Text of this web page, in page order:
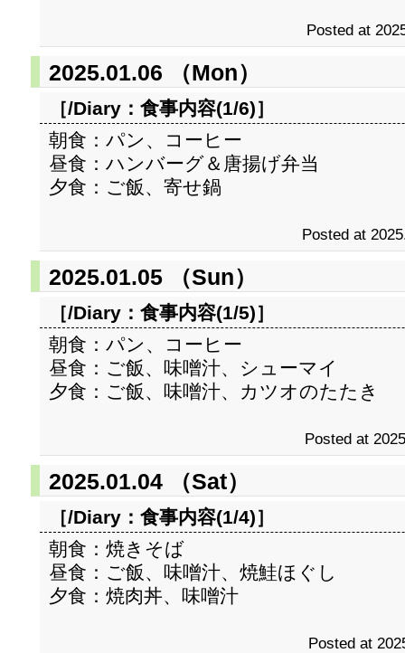
Posted at
2025.01.06 （Mon）
［/Diary： 食事内容(1/6)］
朝食：パン、コーヒー
昼食：ハンバーグ＆唐揚げ弁当
夕食：ご飯、寄せ鍋
Posted at
2025.01.05 （Sun）
［/Diary： 食事内容(1/5)］
朝食：パン、コーヒー
昼食：ご飯、味噌汁、シューマイ
夕食：ご飯、味噌汁、カツオのたたき
Posted at
2025.01.04 （Sat）
［/Diary： 食事内容(1/4)］
朝食：焼きそば
昼食：ご飯、味噌汁、焼鮭ほぐし
夕食：焼肉丼、味噌汁
Posted at